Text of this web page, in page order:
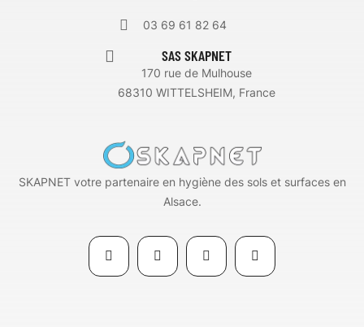
03 69 61 82 64
SAS SKAPNET
170 rue de Mulhouse
68310 WITTELSHEIM, France
SKAPNET votre partenaire en hygiène des sols et surfaces en
Alsace.